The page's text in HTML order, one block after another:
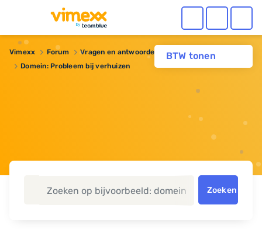
BTW tonen
Vimexx Forum Vragen en antwoorden
Domeinnaam
Domein: Probleem bij verhuizen
Zoeken